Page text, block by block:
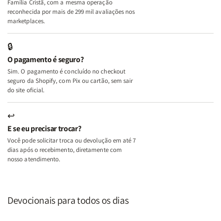
A
Mulher
Lar
A
Lar
Família Cristã, com a mesma operação
reconhecida por mais de 299 mil avaliações nos
marketplaces.
🔒
O pagamento é seguro?
Sim. O pagamento é concluído no checkout
seguro da Shopify, com Pix ou cartão, sem sair
do site oficial.
↩
E se eu precisar trocar?
Você pode solicitar troca ou devolução em até 7
dias após o recebimento, diretamente com
nosso atendimento.
Devocionais para todos os dias